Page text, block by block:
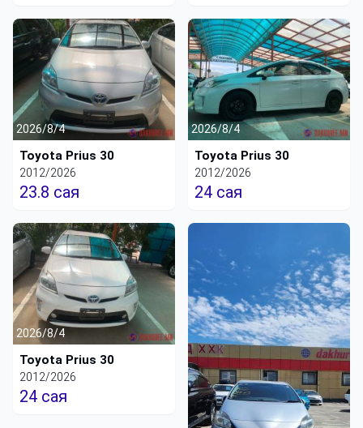
2026/8/4
Toyota Prius 30
2012/2026
23.8 сая
2026/8/4
Toyota Prius 30
2012/2026
24 сая
2026/8/4
Toyota Prius 30
2012/2026
24 сая